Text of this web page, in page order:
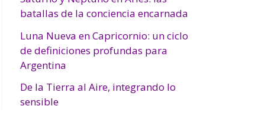
batallas de la conciencia encarnada
Luna Nueva en Capricornio: un ciclo
de definiciones profundas para
Argentina
De la Tierra al Aire, integrando lo
sensible